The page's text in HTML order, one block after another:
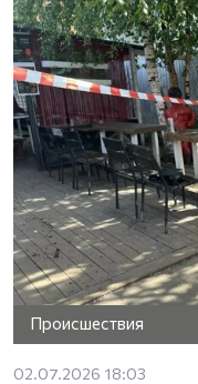
Происшествия
02.07.2026 18:03